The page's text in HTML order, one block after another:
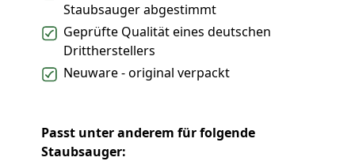
Staubsauger abgestimmt
Geprüfte Qualität eines deutschen
Drittherstellers
Neuware - original verpackt
Passt unter anderem für folgende
Staubsauger: